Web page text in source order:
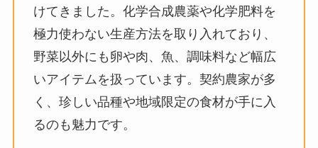
けてきました。化学合成農薬や化学肥料を
極力使わない生産方法を取り入れており、
野菜以外にも卵や肉、魚、調味料など幅広
いアイテムを扱っています。契約農家が多
く、珍しい品種や地域限定の食材が手に入
るのも魅力です。